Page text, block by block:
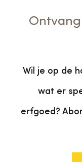
Wil je op de
wat er
erfgoed?